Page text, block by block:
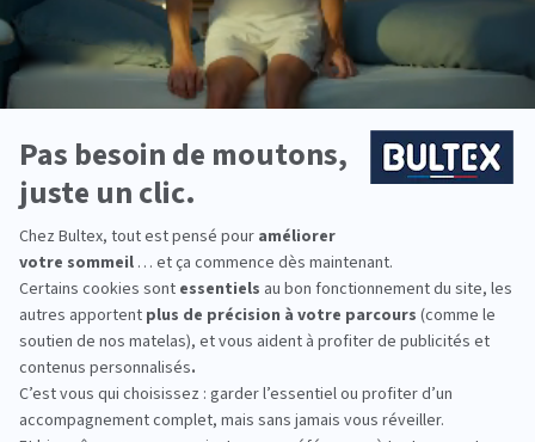
Plusieurs fermetés sont proposées pour répondre
à chaque morphologie. L’association matelas +
sommier permet d’obtenir un soutien précis et
Vous équipez un couple, une chambre d’enfant ou
un couchage d’appoint ? La gamme Bultex couvre
chaque besoin pour dormir sereinement au
*Marque la plus détenue : 18 599 personnes
Iligo.
MAISON DE LA LITERIE
CLAYES : essayez avant
d’acheter
Passez en magasin pour comparer les conforts.
Allongez‑vous, changez de position et prenez le
temps de ressentir l’accueil et le soutien. Un test